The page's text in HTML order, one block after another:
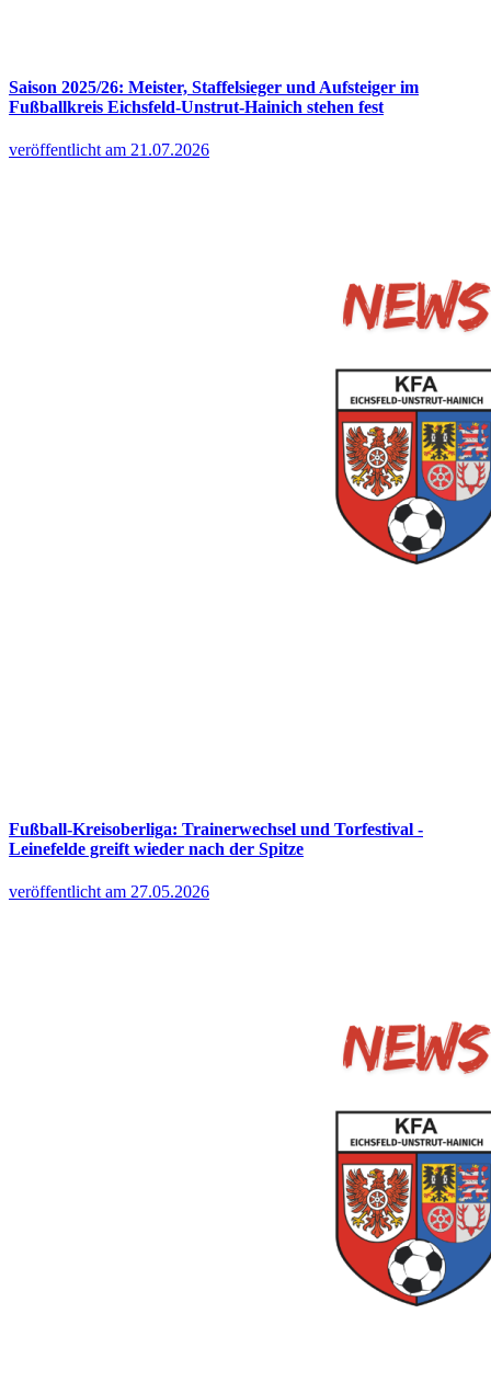
Saison 2025/26: Meister, Staffelsieger und Aufsteiger im
Fußballkreis Eichsfeld-Unstrut-Hainich stehen fest
veröffentlicht am 21.07.2026
Fußball-Kreisoberliga: Trainerwechsel und Torfestival -
Leinefelde greift wieder nach der Spitze
veröffentlicht am 27.05.2026